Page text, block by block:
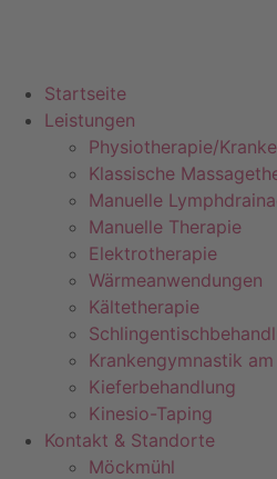
Startseite
Leistungen
Physiotherapie/
Klassische
Manuelle
Manuelle Therapie
Elektrotherapie
Wärmeanwendungen
Kältetherapie
Krankengymnastik am
Kieferbehandlung
Kinesio-Taping
Kontakt & Standorte
Möckmühl